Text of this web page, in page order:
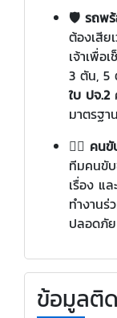
🛡️ รถพร้
ต้องเสีย
เจ้าเพื่อ
3 ตัน, 5
ใบ ปจ.2
มาตรฐา
👷‍♂️ คน
ทีมคนขับ
เรื่อง แ
ทำงานร่
ปลอดภัย
ข้อมูลติ